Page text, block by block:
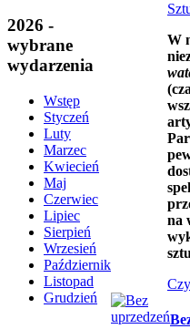
2026 -
wybrane
wydarzenia
Wstęp
Styczeń
Luty
Marzec
Kwiecień
Maj
Czerwiec
Lipiec
Sierpień
Wrzesień
Październik
Listopad
Grudzień
W
na